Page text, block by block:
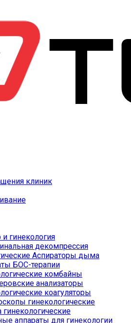
клиник
гинекология
декомпрессия
Аспираторы дыма
БОС-терапии
комбайны
анализаторы
коагуляторы
гинекологические
гинекологические
аппараты для гинекологии